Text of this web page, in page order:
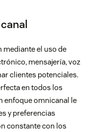
mediante el uso de
mensajería, voz
clientes potenciales.
en todos los
enfoque omnicanal le
y preferencias
constante con los